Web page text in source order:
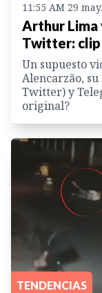
11:55 AM 29
Arthur
Twitter:
Un supuesto
Alencarzão,
Twitter) y
original?
TENDENCIAS